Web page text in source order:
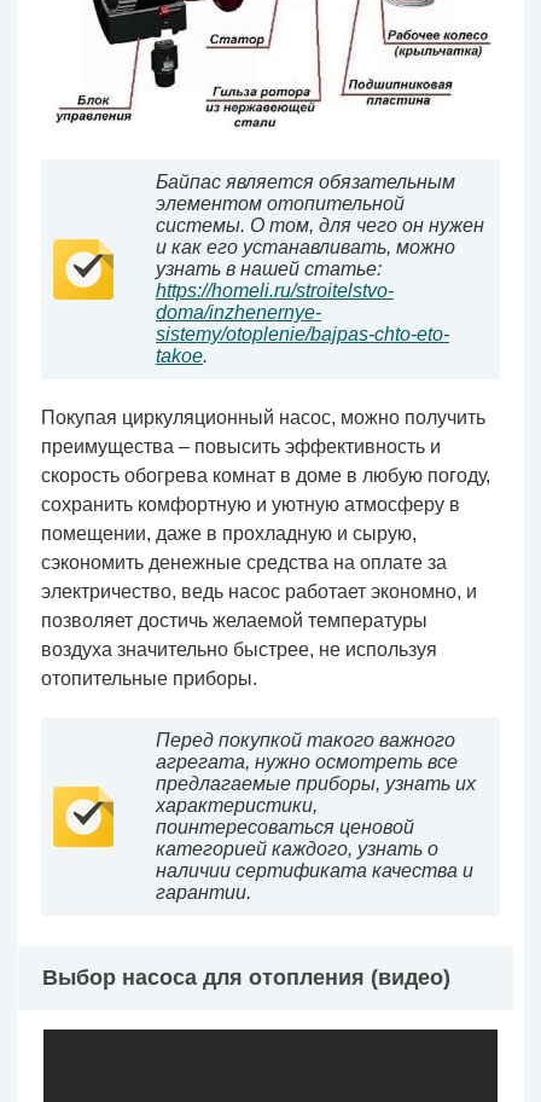
Байпас является обязательным
элементом отопительной
системы. О том, для чего он нужен
и как его устанавливать, можно
узнать в нашей статье:
https://homeli.ru/stroitelstvo-
doma/inzhenernye-
sistemy/otoplenie/bajpas-chto-eto-
takoe.
Покупая циркуляционный насос, можно получить
преимущества – повысить эффективность и
скорость обогрева комнат в доме в любую погоду,
сохранить комфортную и уютную атмосферу в
помещении, даже в прохладную и сырую,
сэкономить денежные средства на оплате за
электричество, ведь насос работает экономно, и
позволяет достичь желаемой температуры
воздуха значительно быстрее, не используя
отопительные приборы.
Перед покупкой такого важного
агрегата, нужно осмотреть все
предлагаемые приборы, узнать их
характеристики,
поинтересоваться ценовой
категорией каждого, узнать о
наличии сертификата качества и
гарантии.
Выбор насоса для отопления (видео)